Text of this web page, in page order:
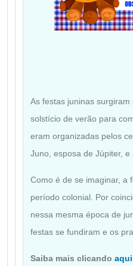
As festas juninas
solstício de verão para
eram organizadas pelos
Juno, esposa de Júpiter, e
Como é de se imaginar, a
período colonial. Por
nessa mesma época de
festas se fundiram e os
Saiba mais clicando aqui